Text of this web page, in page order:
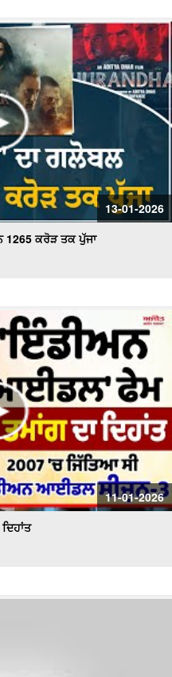
13-01-2026
1265 ਕਰੋੜ ਤਕ ਪੁੱਜਾ
11-01-2026